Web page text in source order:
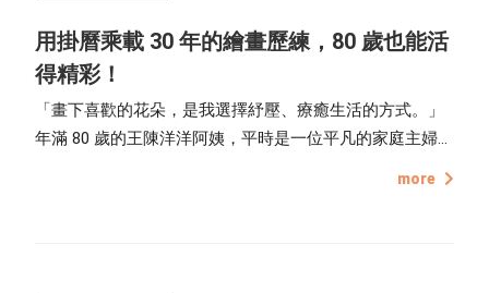
用掛曆乘載 30 年的繪畫歷練，80 歲也能活
得精彩！
「畫下喜歡的花朵，是我選擇紓壓、療癒生活的方式。」
年滿 80 歲的王陳洋洋阿姨，平時是一位平凡的家庭主婦，
more